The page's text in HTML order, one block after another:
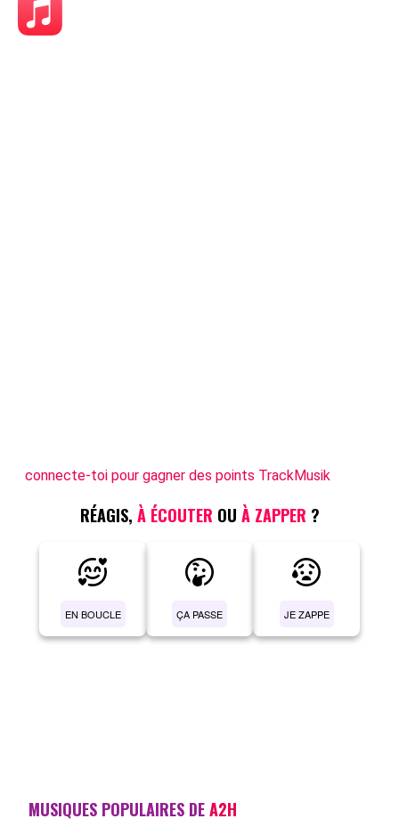
connecte-toi pour gagner des points TrackMusik
RÉAGIS, À ÉCOUTER OU À ZAPPER ?
EN BOUCLE ÇA PASSE JE ZAPPE
MUSIQUES POPULAIRES DEA2H